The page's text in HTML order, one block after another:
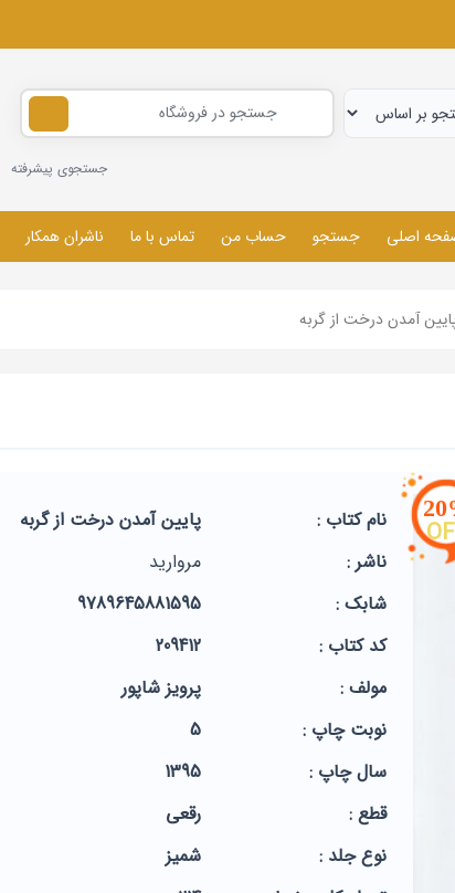
جستجوی پیشرفته
اصلی جستجو حساب من تماس با ما ناشران همکار
آمدن درخت از گربه
نام کتاب :
پایین آمدن درخت از گربه
ناشر :
مروارید
شابک :
9789645881595
کد کتاب :
209412
مولف :
پرویز شاپور
نوبت چاپ :
5
سال چاپ :
1395
قطع :
رقعی
نوع جلد :
شمیز